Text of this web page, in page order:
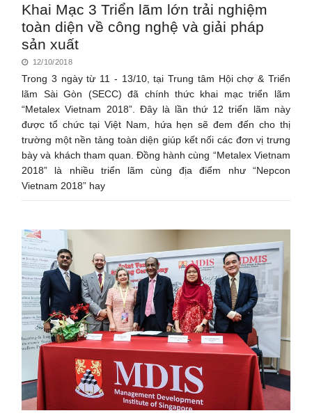
Khai Mạc 3 Triển lãm lớn trải nghiệm
toàn diện về công nghệ và giải pháp
sản xuất
12/10/2018
Trong 3 ngày từ 11 - 13/10, tại Trung tâm Hội chợ & Triển
lãm Sài Gòn (SECC) đã chính thức khai mạc triển lãm
“Metalex Vietnam 2018”. Đây là lần thứ 12 triển lãm này
được tổ chức tại Việt Nam, hứa hẹn sẽ đem đến cho thị
trường một nền tảng toàn diện giúp kết nối các đơn vị trưng
bày và khách tham quan. Đồng hành cùng “Metalex Vietnam
2018” là nhiều triển lãm cùng địa điểm như “Nepcon
Vietnam 2018” hay